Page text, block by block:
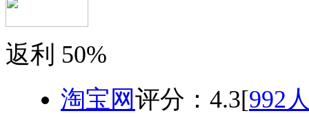
返利 50%
淘宝网评分： 4.3[992